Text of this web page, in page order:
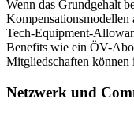
Wenn das Grundgehalt
Kompensationsmodellen
Tech-Equipment-
Benefits wie ein ÖV-
Mitgliedschaften können
Netzwerk und